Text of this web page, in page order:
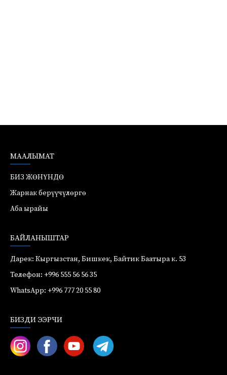
МААЛЫМАТ
БИЗ ЖӨНҮНДӨ
Жарнак берүүчүлөргө
Аба ырайы
БАЙЛАНЫШТАР
Дарек: Кыргызстан, Бишкек, Байтик Баатыра к. 53
Телефон: +996 555 56 56 35
WhatsApp: +996 777 20 55 80
БИЗДИ ЭЭРЧИ